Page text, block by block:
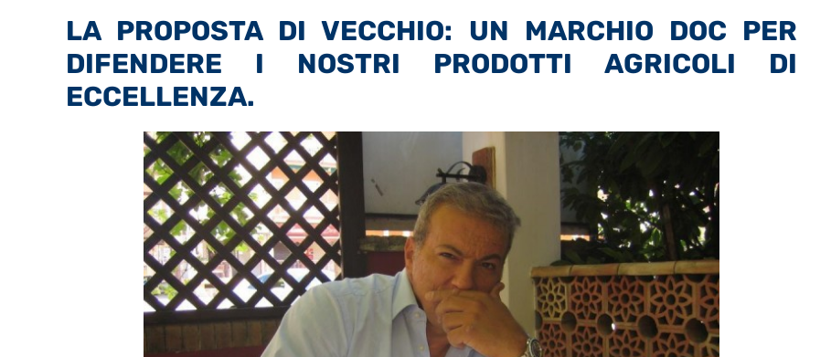
LA PROPOSTA DI VECCHIO: UN MARCHIO DOC PER
DIFENDERE I NOSTRI PRODOTTI AGRICOLI DI
ECCELLENZA.